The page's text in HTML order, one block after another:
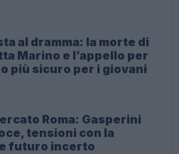
al dramma: la morte di
Marino e l’appello per
più sicuro per i giovani
Roma: Gasperini
tensioni con la
futuro incerto